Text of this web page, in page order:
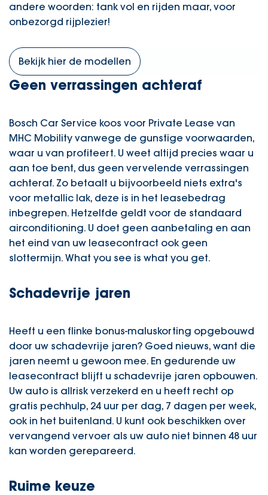
andere woorden: tank vol en rijden maar, voor
onbezorgd rijplezier!
Bekijk hier de modellen
Geen verrassingen achteraf
Bosch Car Service koos voor Private Lease van
MHC Mobility vanwege de gunstige voorwaarden,
waar u van profiteert. U weet altijd precies waar u
aan toe bent, dus geen vervelende verrassingen
achteraf. Zo betaalt u bijvoorbeeld niets extra's
voor metallic lak, deze is in het leasebedrag
inbegrepen. Hetzelfde geldt voor de standaard
airconditioning. U doet geen aanbetaling en aan
het eind van uw leasecontract ook geen
slottermijn. What you see is what you get.
Schadevrije jaren
Heeft u een flinke bonus-maluskorting opgebouwd
door uw schadevrije jaren? Goed nieuws, want die
jaren neemt u gewoon mee. En gedurende uw
leasecontract blijft u schadevrije jaren opbouwen.
Uw auto is allrisk verzekerd en u heeft recht op
gratis pechhulp, 24 uur per dag, 7 dagen per week,
ook in het buitenland. U kunt ook beschikken over
vervangend vervoer als uw auto niet binnen 48 uur
kan worden gerepareerd.
Ruime keuze